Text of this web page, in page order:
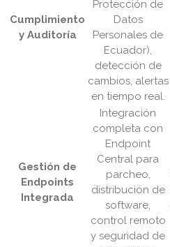
Cumplimiento
y Auditoría
Protección de
Datos
Personales de
Ecuador),
detección de
cambios, alertas
en tiempo real.
Gestión de
Endpoints
Integrada
Integración
completa con
Endpoint
Central para
parcheo,
distribución de
software,
control remoto
y seguridad de